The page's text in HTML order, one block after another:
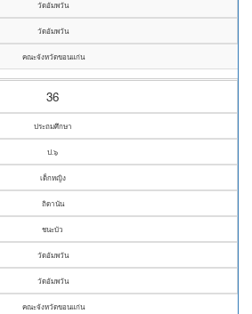
วัดอัมพวัน
วัดอัมพวัน
คณะจังหวัดขอนแก่น
36
ประถมศึกษา
ป.๖
เด็กหญิง
ถิดานัน
ชนะบัว
วัดอัมพวัน
วัดอัมพวัน
คณะจังหวัดขอนแก่น